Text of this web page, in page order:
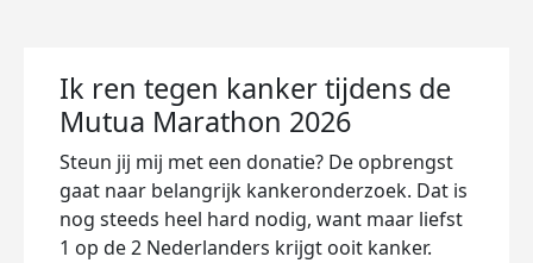
Ik ren tegen kanker tijdens de
Mutua Marathon 2026
Steun jij mij met een donatie? De opbrengst
gaat naar belangrijk kankeronderzoek. Dat is
nog steeds heel hard nodig, want maar liefst
1 op de 2 Nederlanders krijgt ooit kanker.